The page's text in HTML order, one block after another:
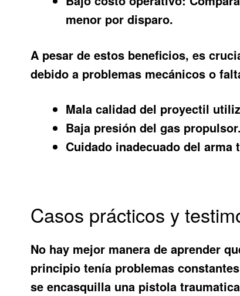
menor por disparo.
A pesar de estos beneficios, es
debido a problemas mecánicos o
Mala calidad del proyectil
Baja presión del gas propulsor.
Cuidado inadecuado del arma
Casos prácticos y
No hay mejor manera de aprender
principio tenía problemas
se encasquilla una pistola traumatica